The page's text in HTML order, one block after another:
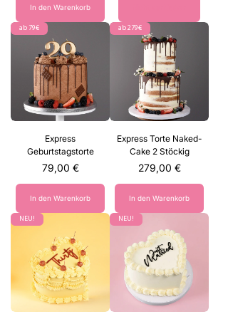
In den Warenkorb
,
0
0
€
p
r
o
1
i
l
g
r
a
ab 79€
Express
Geburtstagstorte
Preis
79,00 €
In den Warenkorb
ab 279€
Express Torte Naked-
Cake 2 Stöckig
Preis
279,00 €
In den Warenkorb
NEU! NEU!